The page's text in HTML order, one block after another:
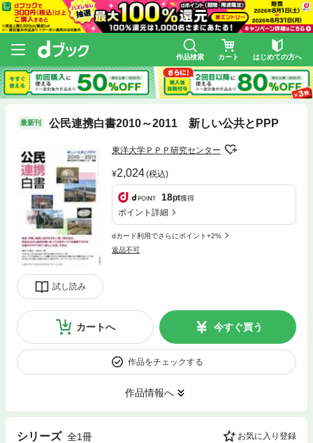
作品検索 カート はじめての方へ
最新刊 公民連携白書2010～2011 新しい公共とPPP
試し読み
東洋大学ＰＰＰ研究センター
2,024(税込)
18pt獲得
ポイント詳細
dカード利用でさらにポイント+2%
返品不可
カートへ 今すぐ買う
作品をチェックする
作品情報へ
シリーズ 全1冊 お気に入り登録